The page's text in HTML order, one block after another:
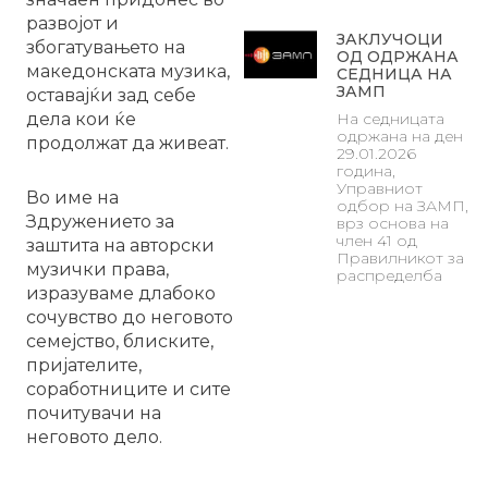
развојот и
збогатувањето на
македонската музика,
оставајќи зад себе
дела кои ќе
продолжат да живеат.
Во име на
Здружението за
заштита на авторски
музички права,
изразуваме длабоко
сочувство до неговото
семејство, блиските,
пријателите,
соработниците и сите
почитувачи на
неговото дело.
ЗАКЛУЧОЦИ
ОД ОДРЖАНА
СЕДНИЦА НА
ЗАМП
На седницата
одржана на ден
29.01.2026
година,
Управниот
одбор на ЗАМП,
врз основа на
член 41 од
Правилникот за
распределба